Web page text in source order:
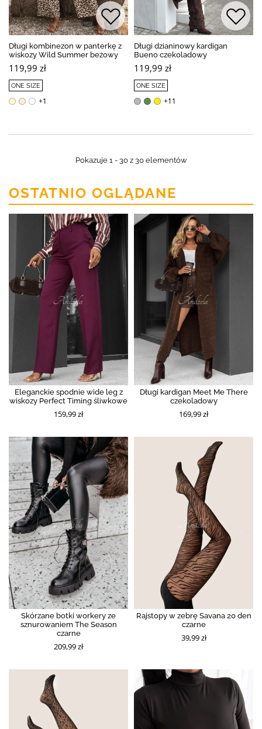
Długi kombinezon w panterkę z
wiskozy Wild Summer beżowy
119,99 zł
ONE SIZE
+1
Długi dzianinowy kardigan
Bueno czekoladowy
119,99 zł
ONE SIZE
+11
Pokazuje 1 - 30 z 30 elementów
OSTATNIO OGLĄDANE
Eleganckie spodnie wide leg z
wiskozy Perfect Timing śliwkowe
159,99 zł
Długi kardigan Meet Me There
czekoladowy
169,99 zł
Skórzane botki workery ze
sznurowaniem The Season
czarne
209,99 zł
Rajstopy w zebrę Savana 20 den
czarne
39,99 zł